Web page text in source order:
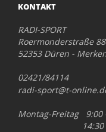
KONTAKT
RADI-SPORT
Roermonderstraße 88
52353 Düren -
02421/84114
radi-sport@t-
Montag-Freitag 9:00
14:30 -